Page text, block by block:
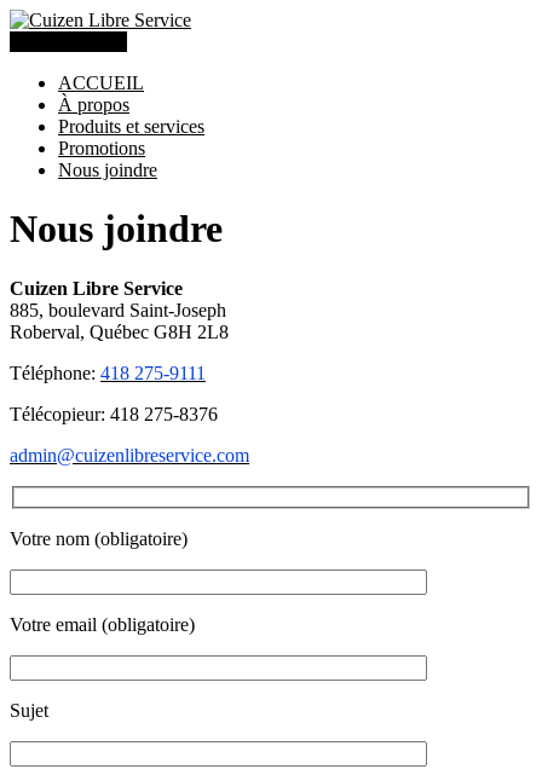
ACCUEIL
À propos
Produits et services
Promotions
Nous joindre
Nous joindre
Cuizen Libre Service
885, boulevard Saint-Joseph
Roberval, Québec G8H 2L8
Téléphone: 418 275-9111
Télécopieur: 418 275-8376
admin@cuizenlibreservice.com
Votre nom (obligatoire)
Votre email (obligatoire)
Sujet